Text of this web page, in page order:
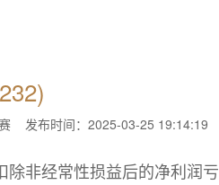
发布时间：2025-03-25 19:14:19
除非经常性损益后的净利润亏